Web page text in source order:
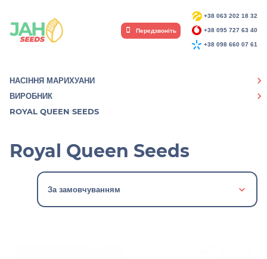
+38 063 202 18 32
+38 095 727 63 40
+38 098 660 07 61
Передзвоніть
НАСІННЯ МАРИХУАНИ
ВИРОБНИК
ROYAL QUEEN SEEDS
Royal Queen Seeds
За замовчуванням